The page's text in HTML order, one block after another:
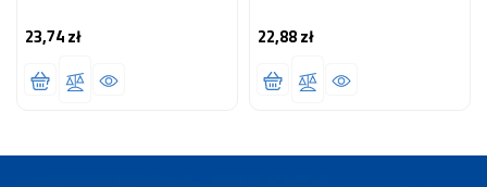
23,74 złCena 22,88 złCena